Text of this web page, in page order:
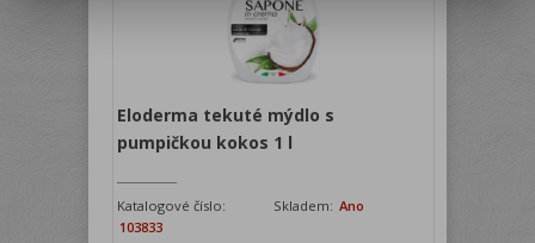
Eloderma tekuté mýdlo s
pumpičkou kokos 1 l
Katalogové číslo:
103833
Skladem: Ano